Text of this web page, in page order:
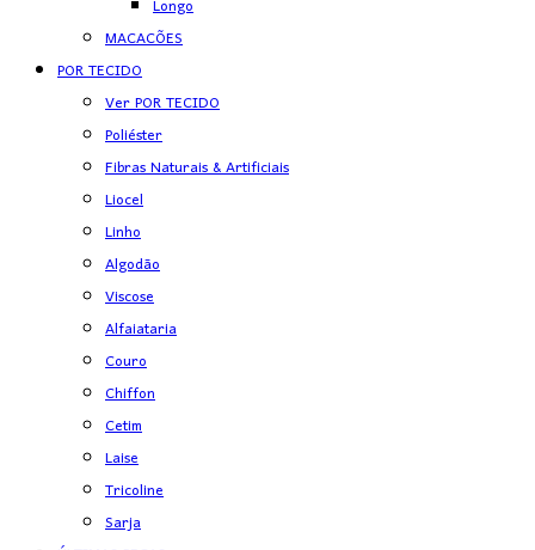
Longo
MACACÕES
POR TECIDO
Ver POR TECIDO
Poliéster
Fibras Naturais & Artificiais
Liocel
Linho
Algodão
Viscose
Alfaiataria
Couro
Chiffon
Cetim
Laise
Tricoline
Sarja